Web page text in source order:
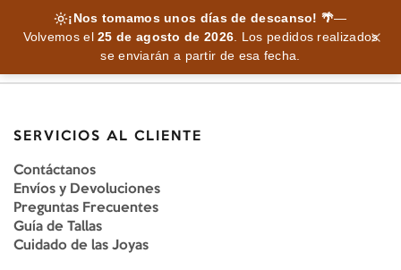
¡Nos tomamos unos días de descanso! 🌴—
Volvemos el25 de agosto de 2026. Los pedidos realizados
se enviarán a partir de esa fecha.
SERVICIOS AL CLIENTE
Contáctanos
Envíos y Devoluciones
Preguntas Frecuentes
Guía de Tallas
Cuidado de las Joyas